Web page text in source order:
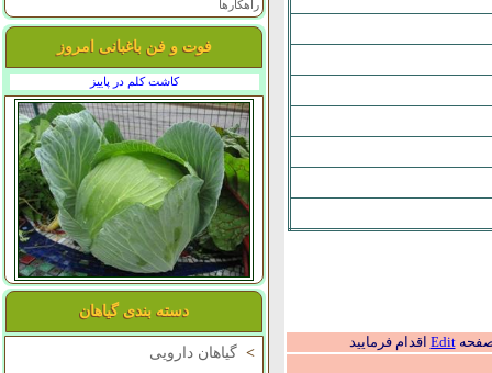
راهکارها
فوت و فن باغبانی امروز
کاشت کلم در پاییز
دسته بندی گیاهان
> گیاهان دارویی
صفحهEdit اقدام فرمایید